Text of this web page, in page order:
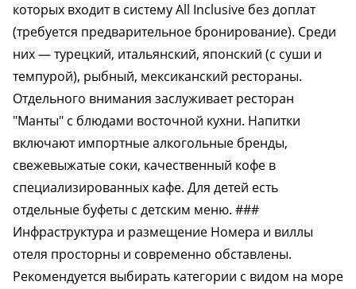
которых входит в систему All Inclusive без доплат
(требуется предварительное бронирование). Среди
них — турецкий, итальянский, японский (с суши и
темпурой), рыбный, мексиканский рестораны.
Отдельного внимания заслуживает ресторан
"Манты" с блюдами восточной кухни. Напитки
включают импортные алкогольные бренды,
свежевыжатые соки, качественный кофе в
специализированных кафе. Для детей есть
отдельные буфеты с детским меню. ###
Инфраструктура и размещение Номера и виллы
отеля просторны и современно обставлены.
Рекомендуется выбирать категории с видом на море